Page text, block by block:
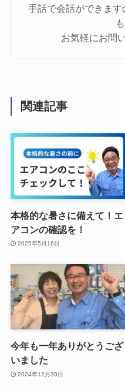
手話で会話ができま
お気軽にお問
関連記事
本格的な暑さに備えて！エ
アコンの確認を！
2025年5月16日
今年も一年ありがとうござ
いました
2024年12月30日